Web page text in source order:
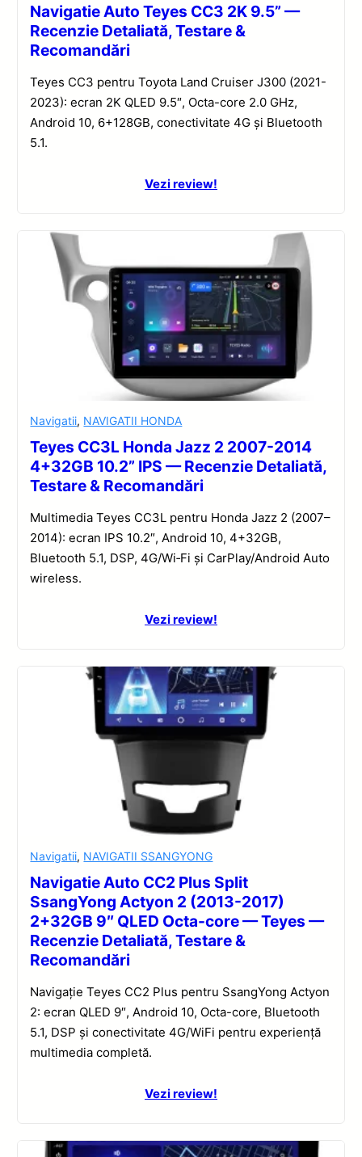
Navigatie Auto Teyes CC3 2K 9.5” —
Recenzie Detaliată, Testare &
Recomandări
Teyes CC3 pentru Toyota Land Cruiser J300 (2021-
2023): ecran 2K QLED 9.5″, Octa-core 2.0 GHz,
Android 10, 6+128GB, conectivitate 4G și Bluetooth
5.1.
Vezi review!
Navigatii, NAVIGATII HONDA
Teyes CC3L Honda Jazz 2 2007-2014
4+32GB 10.2” IPS — Recenzie Detaliată,
Testare & Recomandări
Multimedia Teyes CC3L pentru Honda Jazz 2 (2007–
2014): ecran IPS 10.2″, Android 10, 4+32GB,
Bluetooth 5.1, DSP, 4G/Wi‑Fi și CarPlay/Android Auto
wireless.
Vezi review!
Navigatii, NAVIGATII SSANGYONG
Navigatie Auto CC2 Plus Split
SsangYong Actyon 2 (2013-2017)
2+32GB 9″ QLED Octa-core — Teyes —
Recenzie Detaliată, Testare &
Recomandări
Navigație Teyes CC2 Plus pentru SsangYong Actyon
2: ecran QLED 9″, Android 10, Octa-core, Bluetooth
5.1, DSP și conectivitate 4G/WiFi pentru experiență
multimedia completă.
Vezi review!